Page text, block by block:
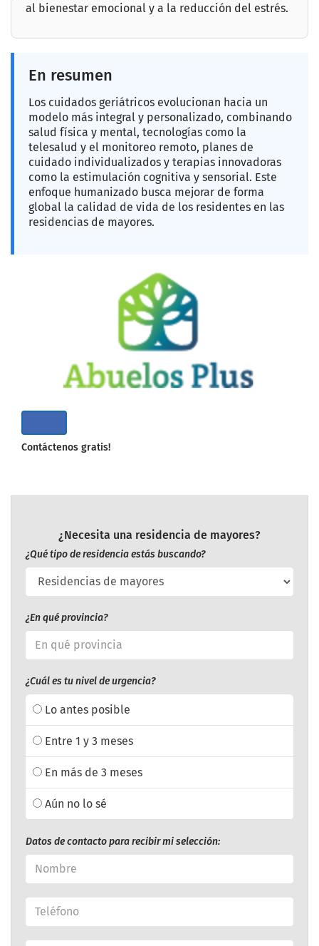
al bienestar emocional y a la reducción del estrés.
En resumen
Los cuidados geriátricos evolucionan hacia un
modelo más integral y personalizado, combinando
salud física y mental, tecnologías como la
telesalud y el monitoreo remoto, planes de
cuidado individualizados y terapias innovadoras
como la estimulación cognitiva y sensorial. Este
enfoque humanizado busca mejorar de forma
global la calidad de vida de los residentes en las
residencias de mayores.
Contáctenos gratis!
¿Necesita una residencia de mayores?
¿Qué tipo de residencia estás buscando?
¿En qué provincia?
¿Cuál es tu nivel de urgencia?
Lo antes posible
Entre 1 y 3 meses
En más de 3 meses
Aún no lo sé
Datos de contacto para recibir mi selección: